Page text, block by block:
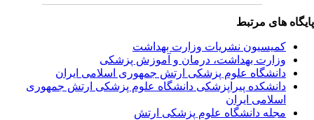
های مرتبط
کمیسیون نشریات وزارت بهداشت
وزارت بهداشت، درمان و آموزش پزشکی
دانشگاه علوم پزشکی ارتش جمهوری اسلامی ایران
دانشکده پیراپزشکی دانشگاه علوم پزشکی ارتش جمهوری
اسلامی ایران
مجله دانشگاه علوم پزشکی ارتش